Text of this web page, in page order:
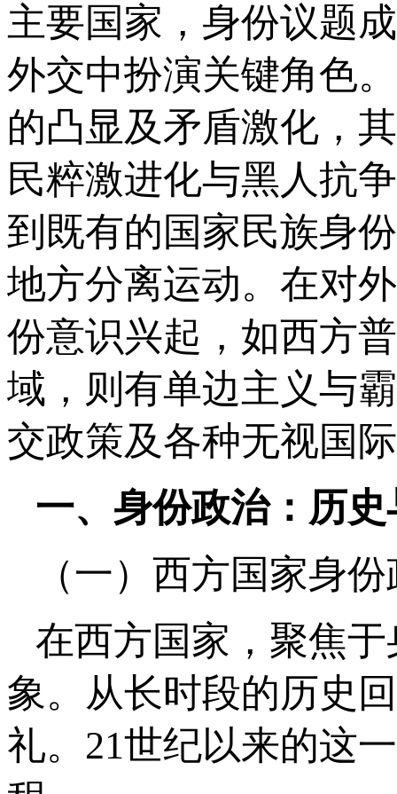
主要国家，身份议题
外交中扮演关键角色
的凸显及矛盾激化，
民粹激进化与黑人抗
到既有的国家民族身
地方分离运动。在对
份意识兴起，如西方
域，则有单边主义与
交政策及各种无视国
一、身份政治：历
（一）西方国家身
在西方国家，聚焦
象。从长时段的历史
礼。21世纪以来的这